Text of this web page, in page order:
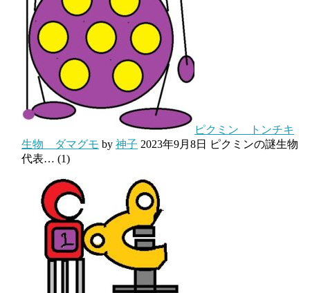
ピクミン トンチキ
生物 ダマグモ by 神子 2023年9月8日
ピクミンの謎生物
代表… (1)